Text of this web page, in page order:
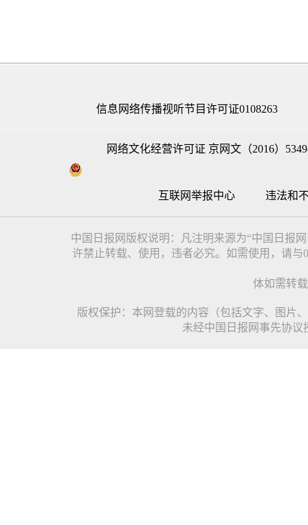
信息网络传播视听节目许可证0108263
网络文化经营许可证 京网文（2016）
互联网举报中心 违法和
中国日报网版权说明：凡注明来源为“中国日报
许禁止转载、使用，违者必究。如需使用，请
体如需转
版权保护：本网登载的内容（包括文字、图片
未经中国日报网事先协议